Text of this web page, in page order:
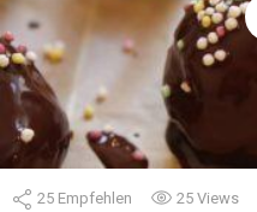
25 Empfehlen 25 Views